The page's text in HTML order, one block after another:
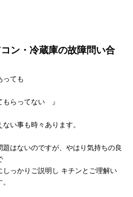
ン・冷蔵庫の故障問い合
っても
もらってない 』
い事も時々あります。
はないのですが、やはり気持ちの良
っかりご説明し キチンとご理解い